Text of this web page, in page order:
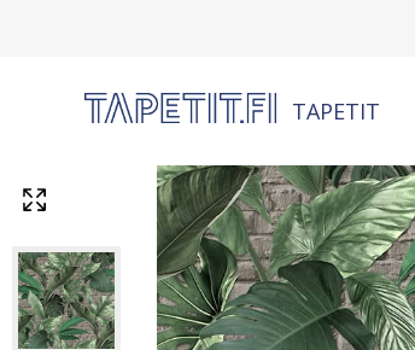
TAPETIT